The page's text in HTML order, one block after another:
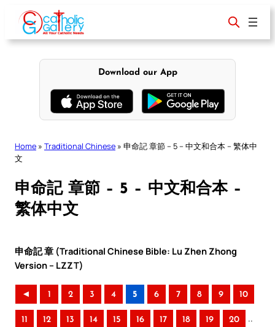
content
Download our App
Home » Traditional Chinese » 申命記 章節 – 5 – 中文和合本 – 繁体中
文
申命記 章節 – 5 – 中文和合本 –
繁体中文
申命記 章 (Traditional Chinese Bible: Lu Zhen Zhong
Version – LZZT)
◄ 1 2 3 4 5 6 7 8 9 10
11 12 13 14 15 16 17 18 19 20 ..